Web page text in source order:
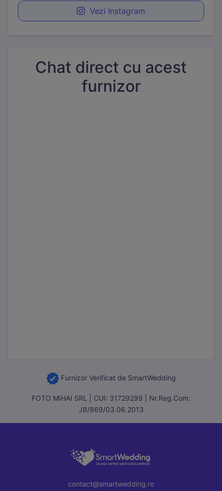
Vezi Instagram
Chat direct cu acest
furnizor
Furnizor Verificat de SmartWedding
FOTO MIHAI SRL | CUI: 31729299 | Nr.Reg.Com:
J8/869/03.06.2013
contact@smartwedding.ro